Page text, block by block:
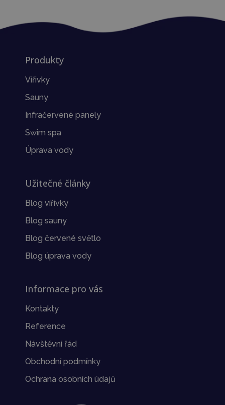
Produkty
Vířivky
Sauny
Infračervené panely
Swim spa
Úprava vody
Užitečné články
Blog vířivky
Blog sauny
Blog červené světlo
Blog úprava vody
Informace pro vás
Kontakty
Reference
Návštěvní řád
Obchodní podmínky
Ochrana osobních údajů